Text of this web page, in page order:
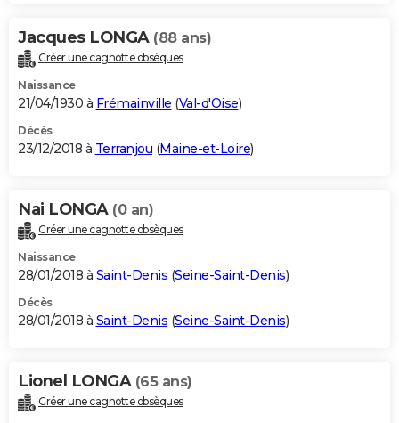
Jacques LONGA (88 ans)
Créer une cagnotte obsèques
Naissance
21/04/1930 à Frémainville (Val-d'Oise)
Décès
23/12/2018 à Terranjou (Maine-et-Loire)
Nai LONGA (0 an)
Créer une cagnotte obsèques
Naissance
28/01/2018 à Saint-Denis (Seine-Saint-Denis)
Décès
28/01/2018 à Saint-Denis (Seine-Saint-Denis)
Lionel LONGA (65 ans)
Créer une cagnotte obsèques